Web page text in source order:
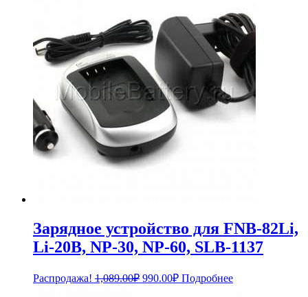
Зарядное устройство для FNB-82Li,
Li-20B, NP-30, NP-60, SLB-1137
Распродажа! 1,089.00₽ Первоначальная
990.00₽Текущая
цена:
Подробнее